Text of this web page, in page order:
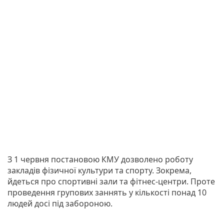
З 1 червня постановою КМУ дозволено роботу
закладів фізичної культури та спорту. Зокрема,
йдеться про спортивні зали та фітнес-центри. Проте
проведення групових заннять у кількості понад 10
людей досі під забороною.